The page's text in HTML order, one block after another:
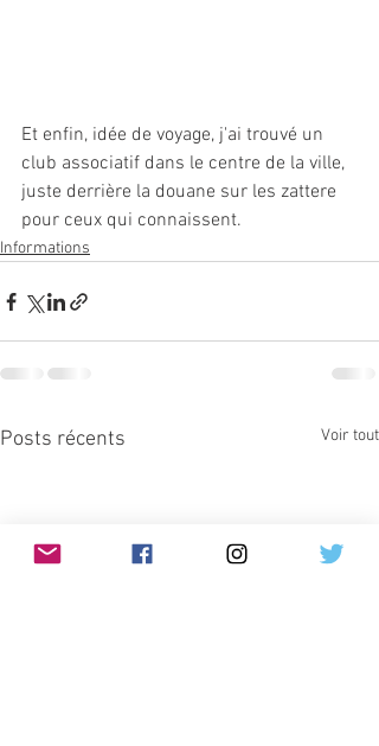
Et enfin, idée de voyage, j'ai trouvé un
club associatif dans le centre de la ville,
juste derrière la douane sur les zattere
pour ceux qui connaissent.
Informations
Posts récents Voir tout